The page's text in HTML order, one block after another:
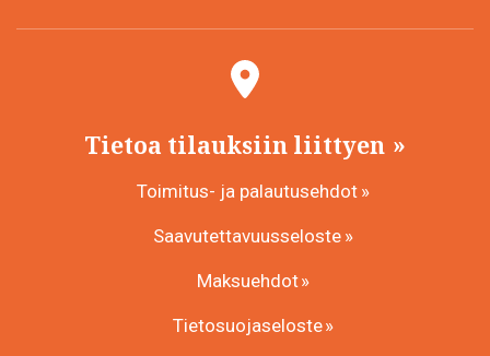
Tietoa tilauksiin liittyen
Toimitus- ja palautusehdot
Saavutettavuusseloste
Maksuehdot
Tietosuojaseloste